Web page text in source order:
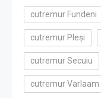
cutremur Fundeni
cutremur Pleși
cutremur Secuiu
cutremur Varlaam